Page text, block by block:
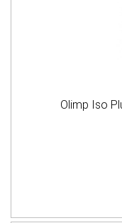
Olimp Iso